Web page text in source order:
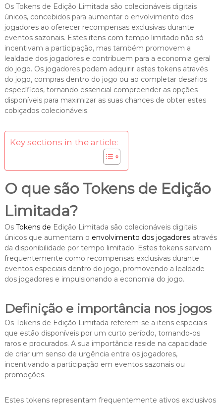
Os Tokens de Edição Limitada são colecionáveis digitais
únicos, concebidos para aumentar o envolvimento dos
jogadores ao oferecer recompensas exclusivas durante
eventos sazonais. Estes itens com tempo limitado não só
incentivam a participação, mas também promovem a
lealdade dos jogadores e contribuem para a economia geral
do jogo. Os jogadores podem adquirir estes tokens através
do jogo, compras dentro do jogo ou ao completar desafios
específicos, tornando essencial compreender as opções
disponíveis para maximizar as suas chances de obter estes
cobiçados colecionáveis.
Key sections in the article:
O que são Tokens de Edição
Limitada?
Os Tokens de Edição Limitada são colecionáveis digitais
únicos que aumentam o envolvimento dos jogadoresatravés
da disponibilidade por tempo limitado. Estes tokens servem
frequentemente como recompensas exclusivas durante
eventos especiais dentro do jogo, promovendo a lealdade
dos jogadores e impulsionando a economia do jogo.
Definição e importância nos jogos
Os Tokens de Edição Limitada referem-se a itens especiais
que estão disponíveis por um curto período, tornando-os
raros e procurados. A sua importância reside na capacidade
de criar um senso de urgência entre os jogadores,
incentivando a participação em eventos sazonais ou
promoções.
Estes tokens representam frequentemente ativos exclusivos